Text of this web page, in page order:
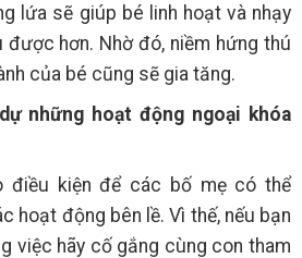
lứa sẽ giúp bé linh hoạt và nhạy
hơn. Nhờ đó, niềm hứng thú
của bé cũng sẽ gia tăng.
những hoạt động ngoại khóa
điều kiện để các bố mẹ có thể
hoạt động bên lề. Vì thế, nếu bạn
việc hãy cố gắng cùng con tham